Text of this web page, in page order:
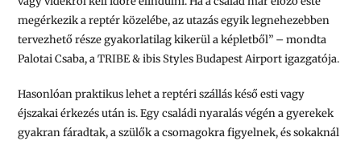
megérkezik a reptér közelébe, az utazás egyik legnehezebben
tervezhető része gyakorlatilag kikerül a képletből” – mondta
Palotai Csaba, a TRIBE & ibis Styles Budapest Airport igazgatója.
Hasonlóan praktikus lehet a reptéri szállás késő esti vagy
éjszakai érkezés után is. Egy családi nyaralás végén a gyerekek
gyakran fáradtak, a szülők a csomagokra figyelnek, és sokaknál